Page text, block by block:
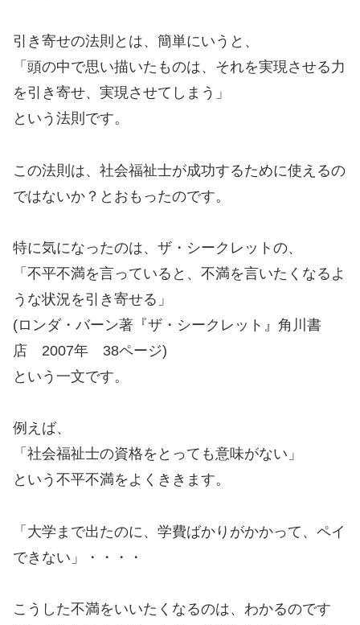
引き寄せの法則とは、簡単にいうと、
「頭の中で思い描いたものは、それを実現させる力
を引き寄せ、実現させてしまう」
という法則です。
この法則は、社会福祉士が成功するために使えるの
ではないか？とおもったのです。
特に気になったのは、ザ・シークレットの、
「不平不満を言っていると、不満を言いたくなるよ
うな状況を引き寄せる」
(ロンダ・バーン著『ザ・シークレット』角川書
店 2007年 38ページ)
という一文です。
例えば、
「社会福祉士の資格をとっても意味がない」
という不平不満をよくききます。
「大学まで出たのに、学費ばかりがかかって、ペイ
できない」・・・・
こうした不満をいいたくなるのは、わかるのです